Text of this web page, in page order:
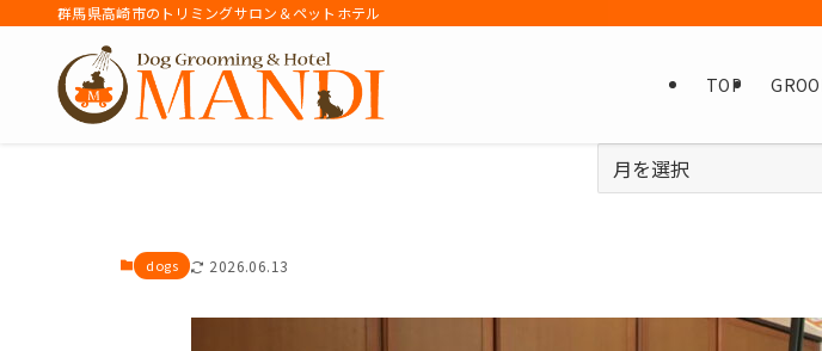
群馬県高崎市のトリミングサロン＆ペットホテル
TOP
dogs 2026.06.13